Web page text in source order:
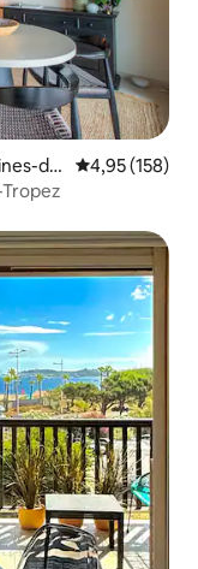
de
Évaluation
4,95 (158)